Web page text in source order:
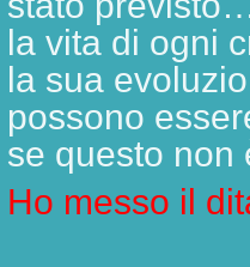
la vita di ogni
la sua
possono
se questo
Ho messo il